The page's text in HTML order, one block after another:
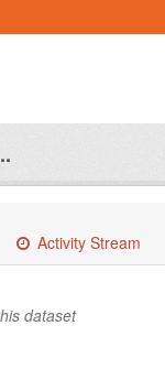
Activity Stream
dataset